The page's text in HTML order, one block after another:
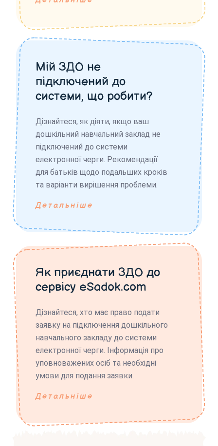
Мій ЗДО не
підключений до
системи, що робити?
Дізнайтеся, як діяти, якщо ваш
дошкільний навчальний заклад не
підключений до системи
електронної черги. Рекомендації
для батьків щодо подальших кроків
та варіанти вирішення проблеми.
Детальніше
Як приєднати ЗДО до
сервісу eSadok.com
Дізнайтеся, хто має право подати
заявку на підключення дошкільного
навчального закладу до системи
електронної черги. Інформація про
уповноважених осіб та необхідні
умови для подання заявки.
Детальніше